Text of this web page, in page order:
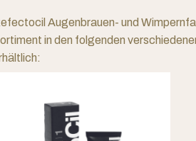
Augenbrauen- und
in den folgenden